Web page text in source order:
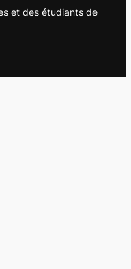
et des étudiants de